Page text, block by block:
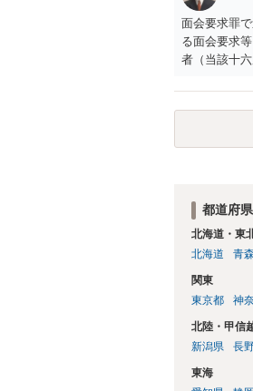
面会要求罪
る面会要求
者（当該十
又は誘惑し
金銭その他
し、よって
罰金に処す
都道府
北海道・東
北海道
青
関東
東京都
神
北陸・甲信
新潟県
長
東海